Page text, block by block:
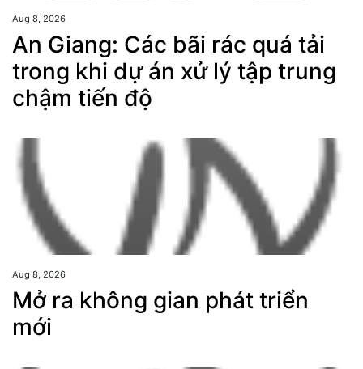
Aug 8, 2026
An Giang: Các bãi rác quá tải
trong khi dự án xử lý tập trung
chậm tiến độ
Aug 8, 2026
Mở ra không gian phát triển
mới